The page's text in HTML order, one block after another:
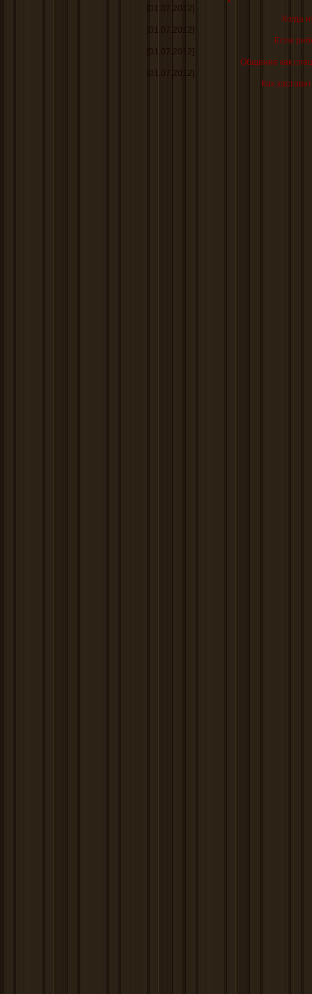
[01.07.2012]
Когда
[01.07.2012]
Если
[01.07.2012]
Общение как
[01.07.2012]
Как